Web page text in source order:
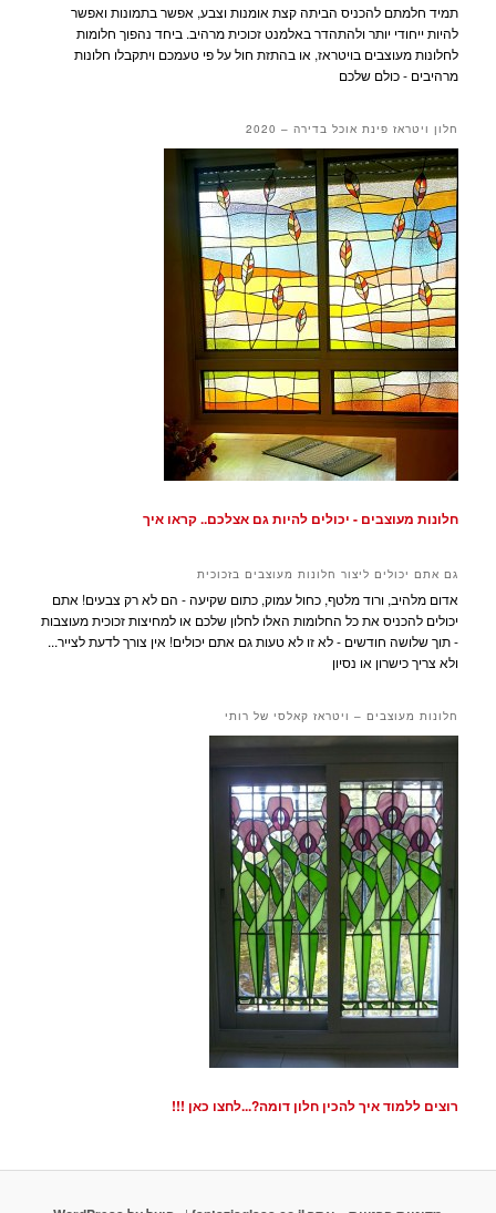
תמיד חלמתם להכניס הביתה קצת אומנות וצבע, אפשר בתמונות ואפשר
להיות ייחודי יותר ולהתהדר באלמנט זכוכית מרהיב. ביחד נהפוך חלומות
לחלונות מעוצבים בויטראז, או בהתזת חול על פי טעמכם ויתקבלו חלונות
מרהיבים - כולם שלכם
חלון ויטראז פינת אוכל בדירה – 2020
חלונות מעוצבים - יכולים להיות גם אצלכם.. קראו איך
גם אתם יכולים ליצור חלונות מעוצבים בזכוכית
אדום מלהיב, ורוד מלטף, כחול עמוק, כתום שקיעה - הם לא רק צבעים! אתם
יכולים להכניס את כל החלומות האלו לחלון שלכם או למחיצות זכוכית מעוצבות
- תוך שלושה חודשים - לא זו לא טעות גם אתם יכולים! אין צורך לדעת לצייר...
ולא צריך כישרון או נסיון
חלונות מעוצבים – ויטראז קאלסי של רותי
רוצים ללמוד איך להכין חלון דומה?...לחצו כאן !!!